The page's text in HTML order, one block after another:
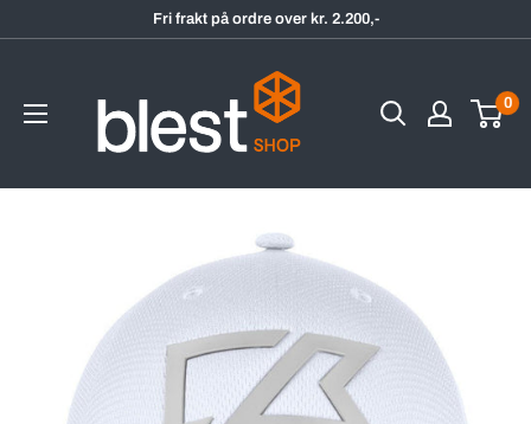
Fri frakt på ordre over kr. 2.200,-
0